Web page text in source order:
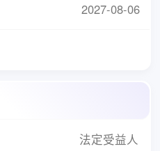
2027-08-06
法定受益人